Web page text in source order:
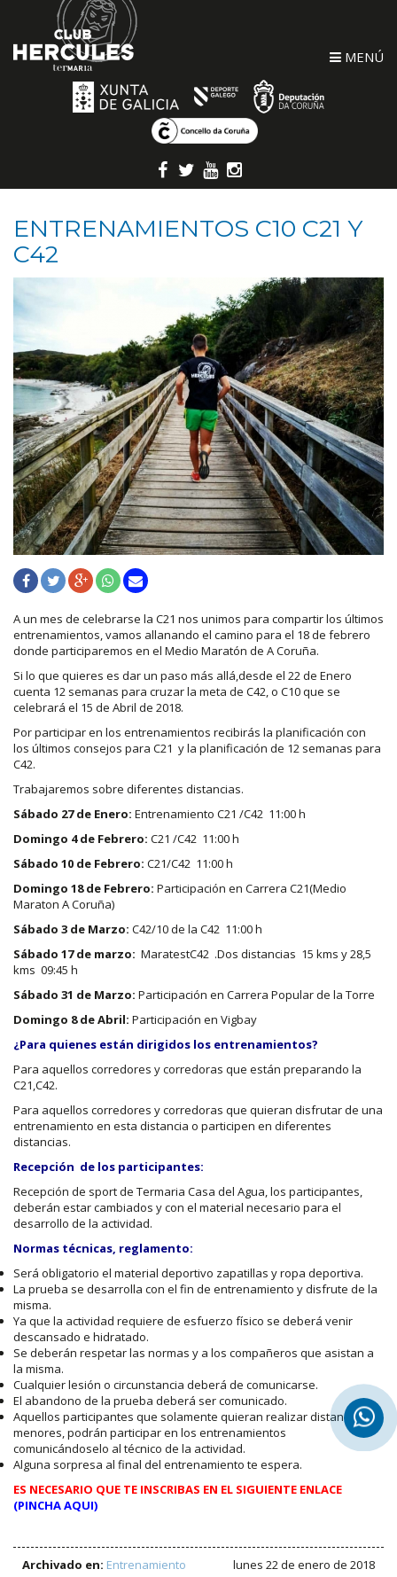
MENÚ
ENTRENAMIENTOS C10 C21 Y
C42
A un mes de celebrarse la C21 nos unimos para compartir los últimos
entrenamientos, vamos allanando el camino para el 18 de febrero
donde participaremos en el Medio Maratón de A Coruña.
Si lo que quieres es dar un paso más allá,desde el 22 de Enero
cuenta 12 semanas para cruzar la meta de C42, o C10 que se
celebrará el 15 de Abril de 2018.
Por participar en los entrenamientos recibirás la planificación con
los últimos consejos para C21 y la planificación de 12 semanas para
C42.
Trabajaremos sobre diferentes distancias.
Sábado 27 de Enero: Entrenamiento C21 /C42 11:00 h
Domingo 4 de Febrero: C21 /C42 11:00 h
Sábado 10 de Febrero: C21/C42 11:00 h
Domingo 18 de Febrero: Participación en Carrera C21(Medio
Maraton A Coruña)
Sábado 3 de Marzo: C42/10 de la C42 11:00 h
Sábado 17 de marzo: MaratestC42 .Dos distancias 15 kms y 28,5
kms 09:45 h
Sábado 31 de Marzo: Participación en Carrera Popular de la Torre
Domingo 8 de Abril: Participación en Vigbay
¿Para quienes están dirigidos los entrenamientos?
Para aquellos corredores y corredoras que están preparando la
C21,C42.
Para aquellos corredores y corredoras que quieran disfrutar de una
entrenamiento en esta distancia o participen en diferentes
distancias.
Recepción de los participantes:
Recepción de sport de Termaria Casa del Agua, los participantes,
deberán estar cambiados y con el material necesario para el
desarrollo de la actividad.
Normas técnicas, reglamento:
Será obligatorio el material deportivo zapatillas y ropa deportiva.
La prueba se desarrolla con el fin de entrenamiento y disfrute de la
misma.
Ya que la actividad requiere de esfuerzo físico se deberá venir
descansado e hidratado.
Se deberán respetar las normas y a los compañeros que asistan a
la misma.
Cualquier lesión o circunstancia deberá de comunicarse.
El abandono de la prueba deberá ser comunicado.
Aquellos participantes que solamente quieran realizar distancias
menores, podrán participar en los entrenamientos
comunicándoselo al técnico de la actividad.
Alguna sorpresa al final del entrenamiento te espera.
ES NECESARIO QUE TE INSCRIBAS EN EL SIGUIENTE ENLACE
(PINCHA AQUI)
Archivado en: Entrenamiento lunes 22 de enero de 2018